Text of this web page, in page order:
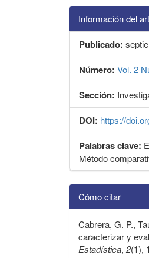
Información del
Publicado:
Número: Vol. 2
Sección:
DOI: https://
Palabras clave:
Método
Detalles
del
artículo
Cómo citar
Cabrera, G. P.,
caracterizar y
Estadística, 2(1),